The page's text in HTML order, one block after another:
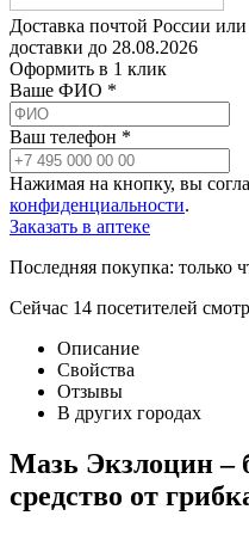
Доставка почтой России
доставки до 28.08.2026
Оформить в 1 клик
Ваше ФИО *
Ваш телефон *
Нажимая на кнопку, вы
конфиденциальности.
Заказать в аптеке
Последняя покупка: только
Сейчас 14 посетителей
Описание
Свойства
Отзывы
В других городах
Мазь Экзлоцин –
средство от